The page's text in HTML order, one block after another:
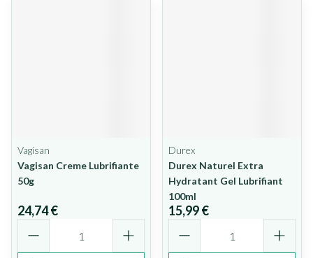
Vagisan
Vagisan Creme Lubrifiante
50g
24,74 €
Durex
Durex Naturel Extra
Hydratant Gel Lubrifiant
100ml
15,99 €